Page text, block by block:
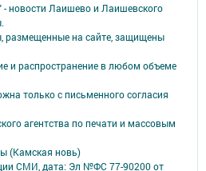
новости Лаишево и Лаишевского
на сайте, защищены
и распространение в любом объеме
только с письменного согласия
агентства по печати и массовым
(Камская новь)
СМИ, дата: Эл №ФC 77-90200 от